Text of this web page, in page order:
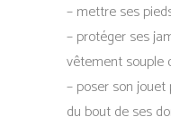
– mettre ses
– protéger ses
vêtement souple
– poser son
du bout de ses